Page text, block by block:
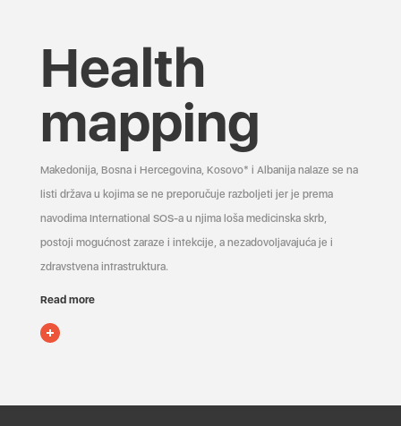
Health
mapping
Makedonija, Bosna i Hercegovina, Kosovo* i Albanija nalaze se na
listi država u kojima se ne preporučuje razboljeti jer je prema
navodima International SOS-a u njima loša medicinska skrb,
postoji mogućnost zaraze i infekcije, a nezadovoljavajuća je i
zdravstvena infrastruktura.
Read more